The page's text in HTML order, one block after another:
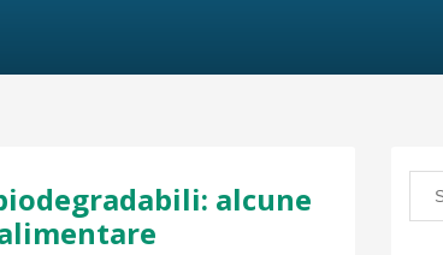
alcune